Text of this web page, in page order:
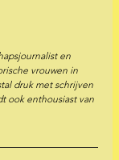
en
vrouwen in
druk met schrijven
ook enthousiast van